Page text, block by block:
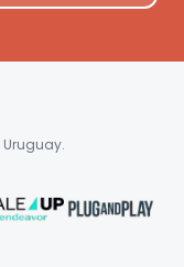
Uruguay.